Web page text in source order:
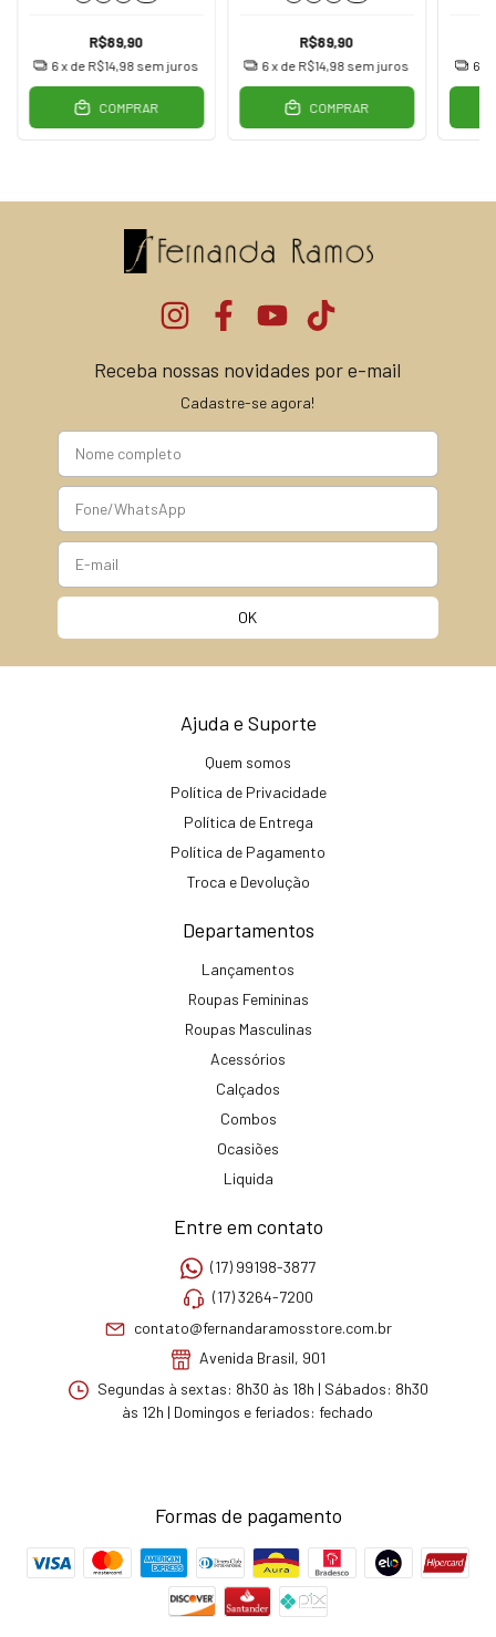
R$89,90
6x de R$14,98 sem juros
COMPRAR
R$89,90
6 x de R$14,98 sem juros
COMPRAR
6
Receba nossas novidades por e-mail
Cadastre-se agora!
Ajuda e Suporte
Quem somos
Política de Privacidade
Política de Entrega
Política de Pagamento
Troca e Devolução
Departamentos
Lançamentos
Roupas Femininas
Roupas Masculinas
Acessórios
Calçados
Combos
Ocasiões
Liquida
Entre em contato
(17) 99198-3877
(17) 3264-7200
contato@fernandaramosstore.com.br
Avenida Brasil, 901
Segundas à sextas: 8h30 às 18h | Sábados: 8h30
às 12h | Domingos e feriados: fechado
Formas de pagamento